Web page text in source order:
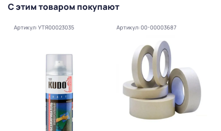
С этим товаром покупают
Артикул: УТЯ00023035 Артикул: 00-00003687